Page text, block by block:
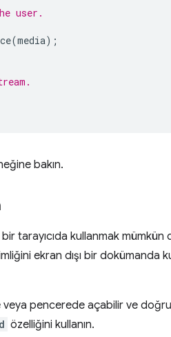
user.
(media);
bakın.
tarayıcıda kullanmak mümkün
ekran dışı bir dokümanda
veya pencerede açabilir ve
özelliğini kullanın.